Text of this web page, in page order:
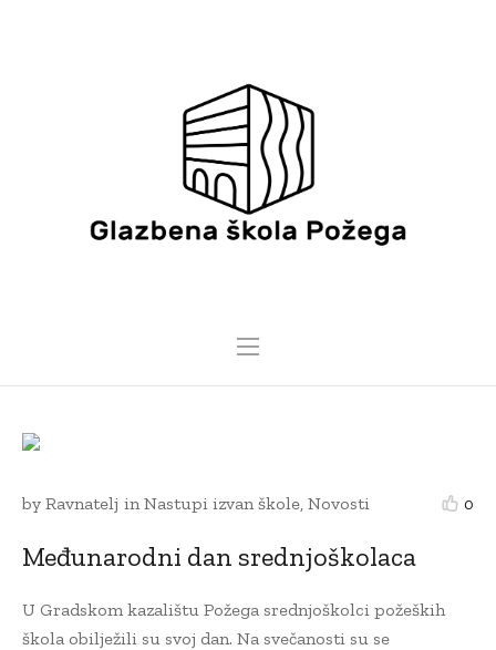
15 STUDENOGA, 2019
0
by Ravnatelj in Nastupi izvan škole Novosti
Međunarodni dan srednjoškolaca
U Gradskom kazalištu Požega srednjoškolci požeških
škola obilježili su svoj dan. Na svečanosti su se